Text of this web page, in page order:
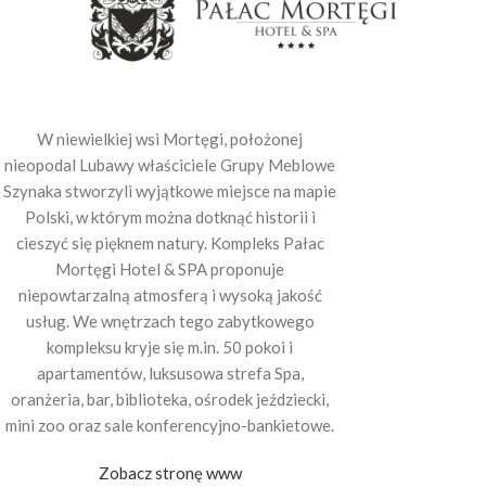
W niewielkiej wsi Mortęgi, położonej
nieopodal Lubawy właściciele Grupy Meblowe
Szynaka stworzyli wyjątkowe miejsce na mapie
Polski, w którym można dotknąć historii i
cieszyć się pięknem natury. Kompleks Pałac
Mortęgi Hotel & SPA proponuje
niepowtarzalną atmosferą i wysoką jakość
usług. We wnętrzach tego zabytkowego
kompleksu kryje się m.in. 50 pokoi i
apartamentów, luksusowa strefa Spa,
oranżeria, bar, biblioteka, ośrodek jeździecki,
mini zoo oraz sale konferencyjno-bankietowe.
Zobacz stronę www